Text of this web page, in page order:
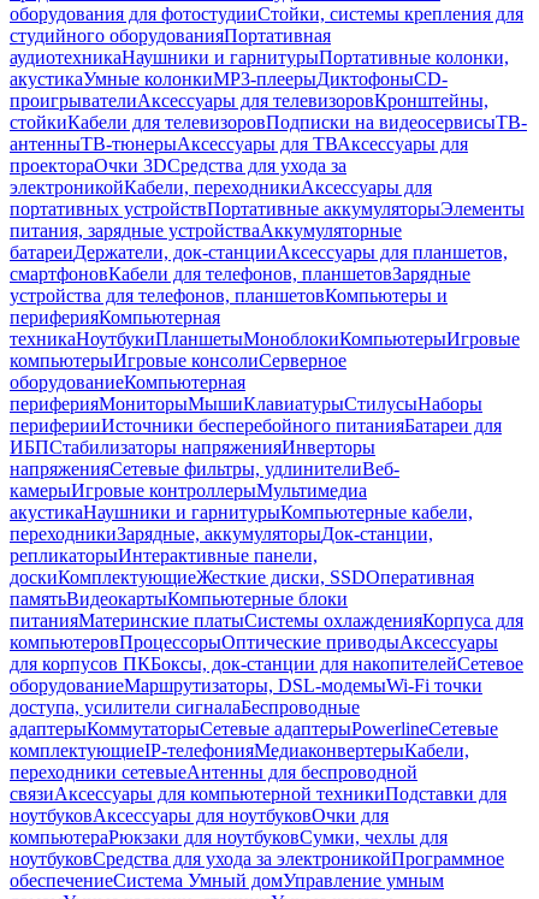
оборудования для фотостудииСтойки, системы крепления для
студийного оборудованияПортативная
аудиотехникаНаушники и гарнитурыПортативные колонки,
акустикаУмные колонкиMP3-плеерыДиктофоныCD-
проигрывателиАксессуары для телевизоровКронштейны,
стойкиКабели для телевизоровПодписки на видеосервисыТВ-
антенныТВ-тюнерыАксессуары для ТВАксессуары для
проектораОчки 3DСредства для ухода за
электроникойКабели, переходникиАксессуары для
портативных устройствПортативные аккумуляторыЭлементы
питания, зарядные устройстваАккумуляторные
батареиДержатели, док-станцииАксессуары для планшетов,
смартфоновКабели для телефонов, планшетовЗарядные
устройства для телефонов, планшетовКомпьютеры и
периферияКомпьютерная
техникаНоутбукиПланшетыМоноблокиКомпьютерыИгровые
компьютерыИгровые консолиСерверное
оборудованиеКомпьютерная
периферияМониторыМышиКлавиатурыСтилусыНаборы
периферииИсточники бесперебойного питанияБатареи для
ИБПСтабилизаторы напряженияИнверторы
напряженияСетевые фильтры, удлинителиВеб-
камерыИгровые контроллерыМультимедиа
акустикаНаушники и гарнитурыКомпьютерные кабели,
переходникиЗарядные, аккумуляторыДок-станции,
репликаторыИнтерактивные панели,
доскиКомплектующиеЖесткие диски, SSDОперативная
памятьВидеокартыКомпьютерные блоки
питанияМатеринские платыСистемы охлажденияКорпуса для
компьютеровПроцессорыОптические приводыАксессуары
для корпусов ПКБоксы, док-станции для накопителейСетевое
оборудованиеМаршрутизаторы, DSL-модемыWi-Fi точки
доступа, усилители сигналаБеспроводные
адаптерыКоммутаторыСетевые адаптерыPowerlineСетевые
комплектующиеIP-телефонияМедиаконвертерыКабели,
переходники сетевыеАнтенны для беспроводной
связиАксессуары для компьютерной техникиПодставки для
ноутбуковАксессуары для ноутбуковОчки для
компьютераРюкзаки для ноутбуковСумки, чехлы для
ноутбуковСредства для ухода за электроникойПрограммное
обеспечениеСистема Умный домУправление умным